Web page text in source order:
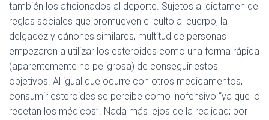
Á
también los aficionados al deporte. Sujetos al dictamen de
reglas sociales que promueven el culto al cuerpo, la
delgadez y cánones similares, multitud de personas
empezaron a utilizar los esteroides como una forma rápida
(aparentemente no peligrosa) de conseguir estos
objetivos. Al igual que ocurre con otros medicamentos,
consumir esteroides se percibe como inofensivo “ya que lo
recetan los médicos”. Nada más lejos de la realidad; por